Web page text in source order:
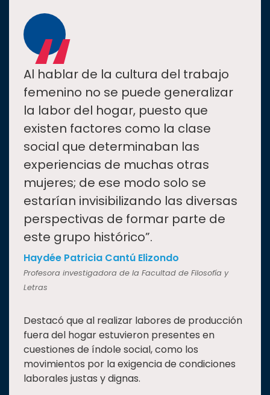
“
Al hablar de la cultura del trabajo
femenino no se puede generalizar
la labor del hogar, puesto que
existen factores como la clase
social que determinaban las
experiencias de muchas otras
mujeres; de ese modo solo se
estarían invisibilizando las diversas
perspectivas de formar parte de
este grupo histórico”.
Haydée Patricia Cantú Elizondo
Profesora investigadora de la Facultad de Filosofía y
Letras
Destacó que al realizar labores de producción
fuera del hogar estuvieron presentes en
cuestiones de índole social, como los
movimientos por la exigencia de condiciones
laborales justas y dignas.